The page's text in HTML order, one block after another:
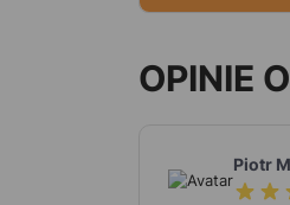
OPINIE
Piotr